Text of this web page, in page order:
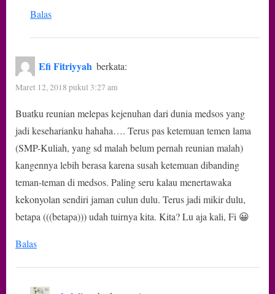
Balas
Efi Fitriyyah berkata:
Maret 12, 2018 pukul 3:27 am
Buatku reunian melepas kejenuhan dari dunia medsos yang
jadi keseharianku hahaha…. Terus pas ketemuan temen lama
(SMP-Kuliah, yang sd malah belum pernah reunian malah)
kangennya lebih berasa karena susah ketemuan dibanding
teman-teman di medsos. Paling seru kalau menertawaka
kekonyolan sendiri jaman culun dulu. Terus jadi mikir dulu,
betapa (((betapa))) udah tuirnya kita. Kita? Lu aja kali, Fi 😀
Balas